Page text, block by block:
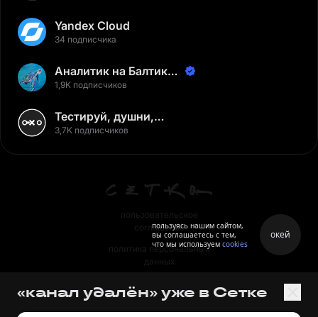
Yandex Cloud
34 подписчика
Аналитик на Балтике |
Неверов Станислав
1,9K подписчиков
Тестируй, душни,
наслаждайся
3,7K подписчиков
пользовательское
соглашение
политика персональных
данных
правила применения
«канал удалён» уже в Сетке
пользуясь нашим сайтом,
вы соглашаетесь с тем,
что мы используем cookies
окей